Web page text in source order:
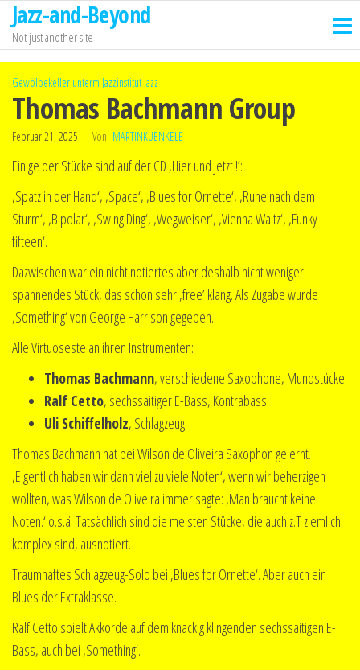
Zum
Inhalt
springen
Jazz-and-Beyond
Not just another site
Gewölbekeller unterm Jazzinstitut Jazz
Thomas Bachmann Group
Februar 21, 2025 Von MARTINKUENKELE
Einige der Stücke sind auf der CD ‚Hier und Jetzt !’:
‚Spatz in der Hand‘, ‚Space‘, ‚Blues for Ornette‘, ‚Ruhe nach dem
Sturm‘, ‚Bipolar‘, ‚Swing Ding‘, ‚Wegweiser‘, ‚Vienna Waltz‘, ‚Funky
fifteen‘.
Dazwischen war ein nicht notiertes aber deshalb nicht weniger
spannendes Stück, das schon sehr ‚free’ klang. Als Zugabe wurde
‚Something‘ von George Harrison gegeben.
Alle Virtuoseste an ihren Instrumenten:
Thomas Bachmann, verschiedene Saxophone, Mundstücke
Ralf Cetto, sechssaitiger E-Bass, Kontrabass
Uli Schiffelholz, Schlagzeug
Thomas Bachmann hat bei Wilson de Oliveira Saxophon gelernt.
‚Eigentlich haben wir dann viel zu viele Noten‘, wenn wir beherzigen
wollten, was Wilson de Oliveira immer sagte: ‚Man braucht keine
Noten.‘ o.s.ä. Tatsächlich sind die meisten Stücke, die auch z.T ziemlich
komplex sind, ausnotiert.
Traumhaftes Schlagzeug-Solo bei ‚Blues for Ornette‘. Aber auch ein
Blues der Extraklasse.
Ralf Cetto spielt Akkorde auf dem knackig klingenden sechssaitigen E-
Bass, auch bei ‚Something’.